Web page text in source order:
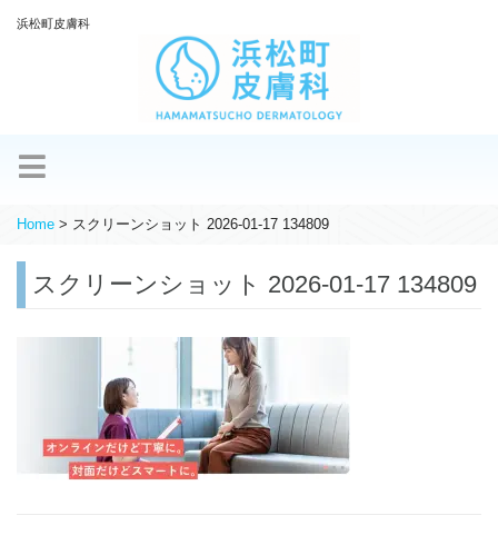
浜松町皮膚科
Home > スクリーンショット 2026-01-17 134809
スクリーンショット 2026-01-17 134809